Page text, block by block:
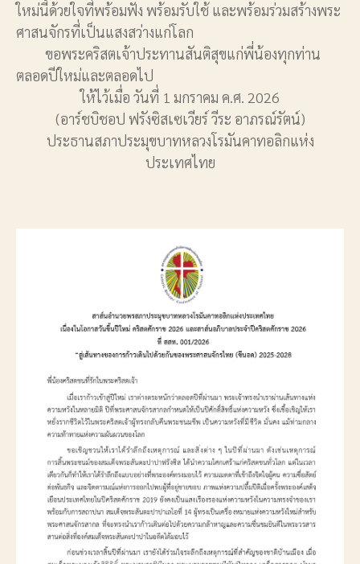
ใหม่นี้ด้วยใจที่พร้อมฟัง พร้อมรับใช้ และพร้อมร่วมสร้างพระ
ศาสนจักรที่เป็นแสงสว่างแก่โลก
ขอพระคริสตเจ้าประทานสันติสุขแก่พี่น้องทุกท่าน
ตลอดปีใหม่และตลอดไป
ให้ไว้เมื่อ วันที่ 1 มกราคม ค.ศ. 2026
(อาร์ชบิชอป ฟรังซิสเซเวียร์ วีระ อาภรณ์รัตน์)
ประธานสภาประมุขบาทหลวงโรมันคาทอลิกแห่ง
ประเทศไทย